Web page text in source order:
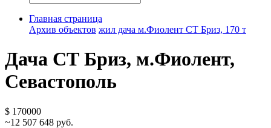
Главная страница
Архив объектов жил дача м.Фиолент СТ Бриз, 170 т
Дача СТ Бриз, м.Фиолент,
Севастополь
$ 170000
~12 507 648 руб.